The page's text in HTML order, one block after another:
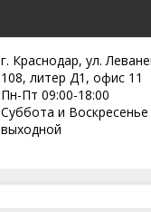
г. Краснодар, ул.
108, литер Д1, офис 11
Пн-Пт 09:00-18:00
Суббота и Воскресенье
выходной